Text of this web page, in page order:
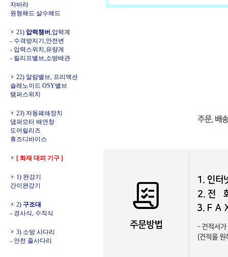
자바라
원형해드 살수해드
21) 압력챔버,압력계
- 수격방지기,안전변
- 압력스위치,유량계
- 릴리프밸브,소방배관
22) 알람밸브, 프리액션
솔레노이드 OSY밸브
탬퍼스위치
23) 자동폐쇄장치
댐퍼모터 배연창
도어릴리즈
휴즈디바이스
[ 화재 대피 기구 ]
1) 완강기
간이완강기
2) 구조대
- 경사식, 수직식
3) 소방 사다리
- 안전 줄사다리